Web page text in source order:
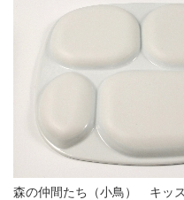
森の仲間たち（小鳥） キッ